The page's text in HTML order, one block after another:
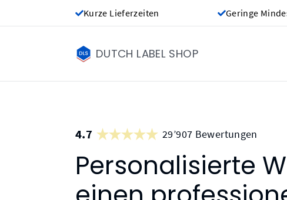
Kurze Lieferzeiten Geringe
DUTCH LABEL SHOP
4.7 29’907 Bewertungen
Personalisierte